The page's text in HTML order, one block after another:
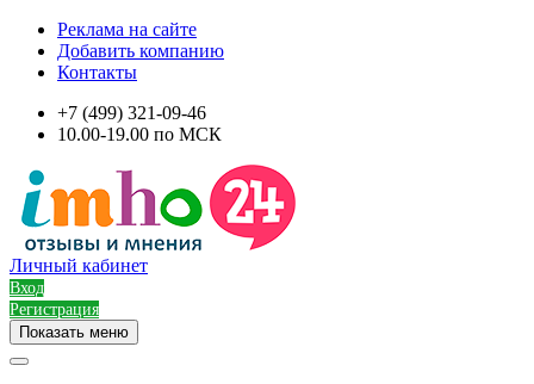
Реклама на сайте
Добавить компанию
Контакты
+7 (499) 321-09-46
10.00-19.00 по МСК
Личный кабинет
Вход
Регистрация
Показать меню